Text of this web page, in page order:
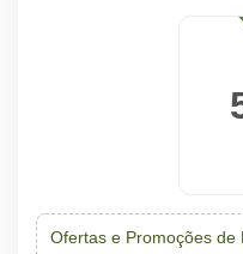
Ofertas e Promoções de